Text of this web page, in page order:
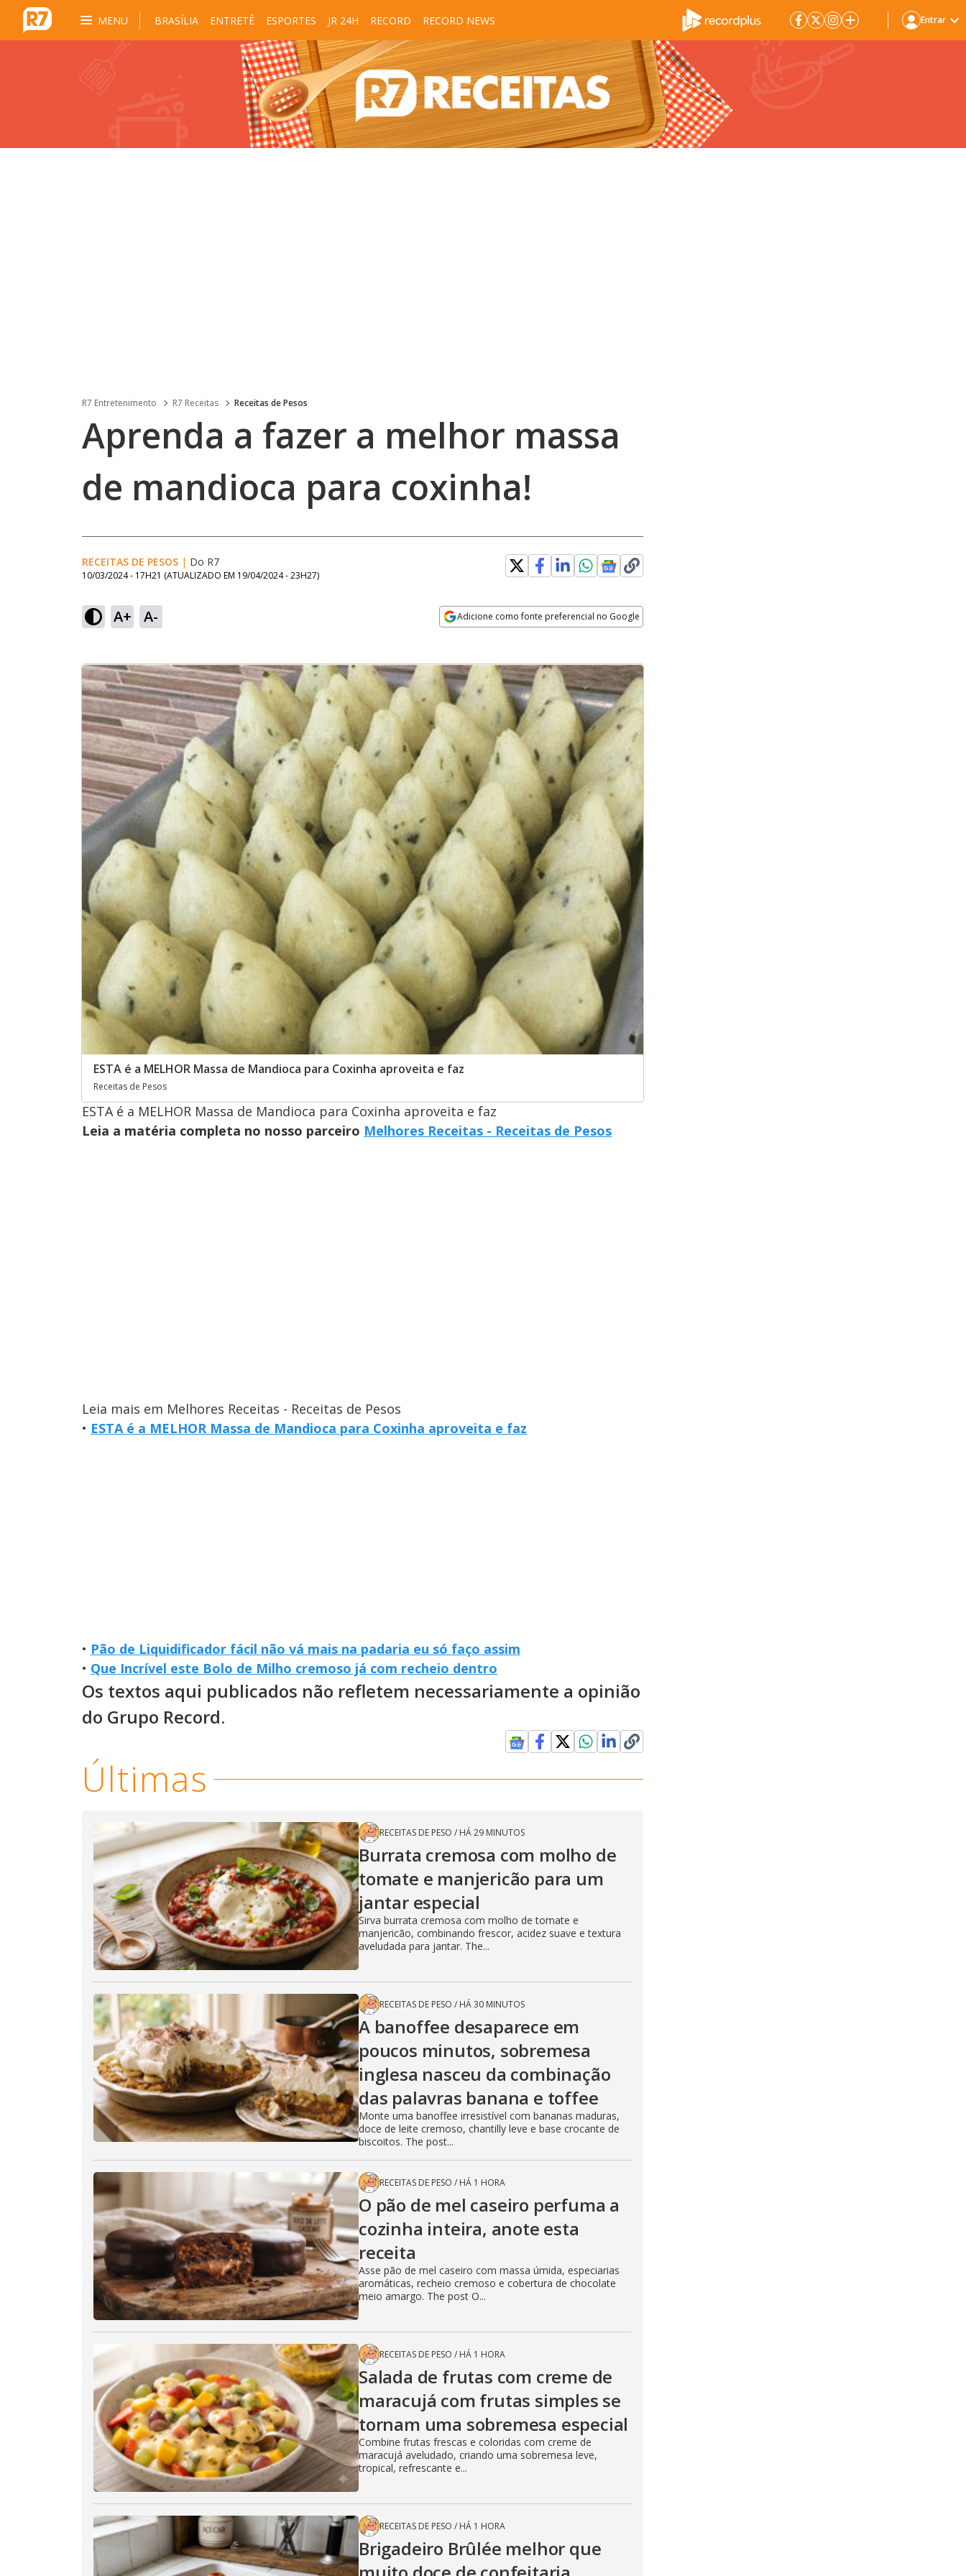
MENU BRASÍLIA ENTRETÊ ESPORTES JR 24H RECORD RECORD NEWS Entrar
R7 Entretenimento R7 Receitas Receitas de Pesos
Aprenda a fazer a melhor massa
de mandioca para coxinha!
RECEITAS DE PESOS | Do R7
10/03/2024 - 17H21 (ATUALIZADO EM 19/04/2024 - 23H27)
A+ A- Adicione como fonte preferencial no Google
ESTA é a MELHOR Massa de Mandioca para Coxinha aproveita e faz
Receitas de Pesos
ESTA é a MELHOR Massa de Mandioca para Coxinha aproveita e faz
Leia a matéria completa no nosso parceiro Melhores Receitas - Receitas de Pesos
Leia mais em Melhores Receitas - Receitas de Pesos
• ESTA é a MELHOR Massa de Mandioca para Coxinha aproveita e faz
• Pão de Liquidificador fácil não vá mais na padaria eu só faço assim
• Que Incrível este Bolo de Milho cremoso já com recheio dentro
Os textos aqui publicados não refletem necessariamente a opinião
do Grupo Record.
Últimas
RECEITAS DE PESO / HÁ 29 MINUTOS
Burrata cremosa com molho de
tomate e manjericão para um
jantar especial
Sirva burrata cremosa com molho de tomate e
manjericão, combinando frescor, acidez suave e textura
aveludada para jantar. The...
RECEITAS DE PESO / HÁ 30 MINUTOS
A banoffee desaparece em
poucos minutos, sobremesa
inglesa nasceu da combinação
das palavras banana e toffee
Monte uma banoffee irresistível com bananas maduras,
doce de leite cremoso, chantilly leve e base crocante de
biscoitos. The post...
RECEITAS DE PESO / HÁ 1 HORA
O pão de mel caseiro perfuma a
cozinha inteira, anote esta
receita
Asse pão de mel caseiro com massa úmida, especiarias
aromáticas, recheio cremoso e cobertura de chocolate
meio amargo. The post O...
RECEITAS DE PESO / HÁ 1 HORA
Salada de frutas com creme de
maracujá com frutas simples se
tornam uma sobremesa especial
Combine frutas frescas e coloridas com creme de
maracujá aveludado, criando uma sobremesa leve,
tropical, refrescante e...
RECEITAS DE PESO / HÁ 1 HORA
Brigadeiro Brûlée melhor que